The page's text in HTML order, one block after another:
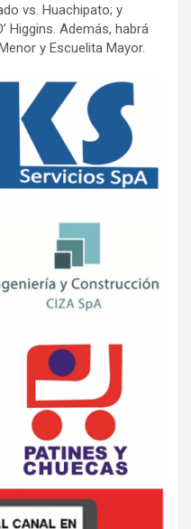
vs. Huachipato; y
Higgins. Además, habrá
y Escuelita Mayor.